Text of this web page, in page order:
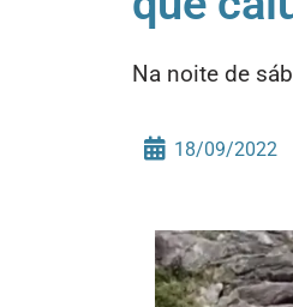
Na noite de
18/09/2022